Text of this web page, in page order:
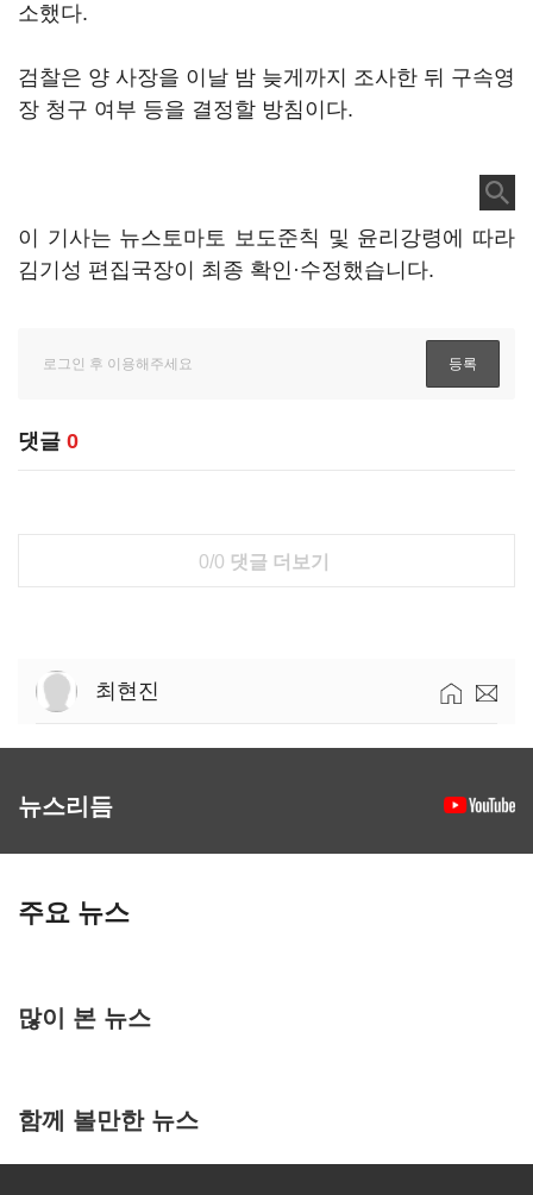
소했다.
검찰은 양 사장을 이날 밤 늦게까지 조사한 뒤 구속영
장 청구 여부 등을 결정할 방침이다.
이 기사는 뉴스토마토 보도준칙 및 윤리강령에 따라
김기성 편집국장이 최종 확인·수정했습니다.
댓글 0
0/0 댓글 더보기
최현진
뉴스리듬
주요 뉴스
많이 본 뉴스
함께 볼만한 뉴스